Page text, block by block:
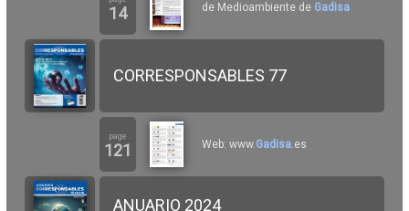
14 de Medioambiente de Gadisa
CORRESPONSABLES 77
page
121 Web: www.Gadisa.es
ANUARIO 2024